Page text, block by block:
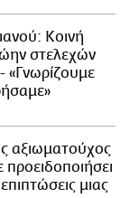
Κοινή
στελεχών
«Γνωρίζουμε
αξιωματούχος
μιας